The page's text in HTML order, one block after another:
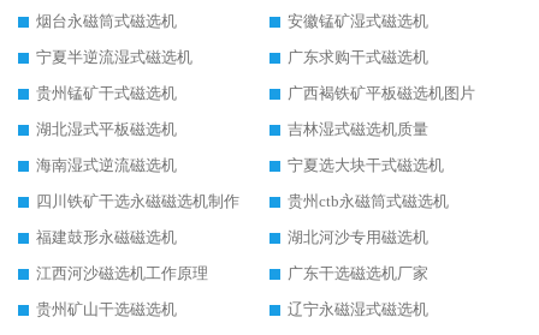
烟台永磁筒式磁选机
安徽锰矿湿式磁选机
宁夏半逆流湿式磁选机
广东求购干式磁选机
贵州锰矿干式磁选机
广西褐铁矿平板磁选机图片
湖北湿式平板磁选机
吉林湿式磁选机质量
海南湿式逆流磁选机
宁夏选大块干式磁选机
四川铁矿干选永磁磁选机制作
贵州ctb永磁筒式磁选机
福建鼓形永磁磁选机
湖北河沙专用磁选机
江西河沙磁选机工作原理
广东干选磁选机厂家
贵州矿山干选磁选机
辽宁永磁湿式磁选机